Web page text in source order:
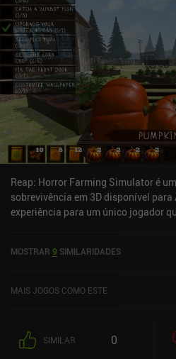
Reap: Horror Farming Simulator é
sobrevivência em 3D disponível
experiência para um único jogador
lançado em maio de 2025 e tem uma
MOSTRAR 9 SIMILARIDADES
MAIS JOGOS COMO ESTE
SIMILAR 0